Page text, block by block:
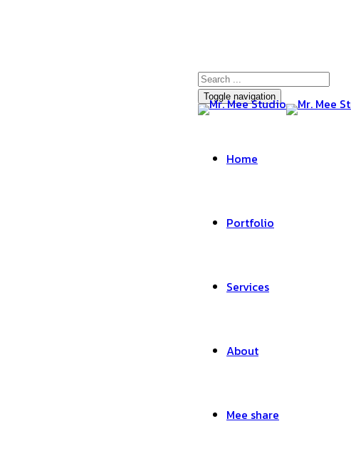
Toggle navigation
Home
Portfolio
Services
About
Mee share